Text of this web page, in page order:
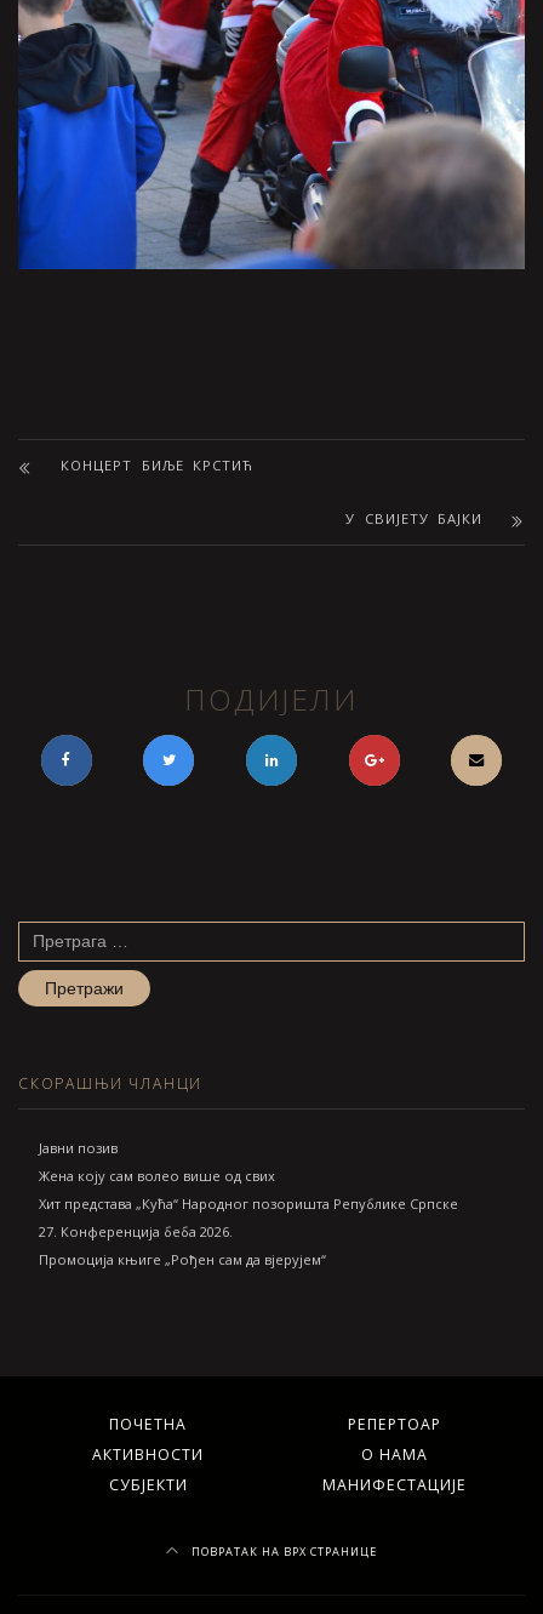
КОНЦЕРТ БИЉЕ КРСТИЋ
У СВИЈЕТУ БАЈКИ
ПОДИЈЕЛИ
Претрага
СКОРАШЊИ ЧЛАНЦИ
Jавни позив
Жена коју сам волео више од свих
Хит представа „Кућа“ Народног позоришта Републике Српске
27. Конференција беба 2026.
Промоција књиге „Рођен сам да вјерујем“
ПОЧЕТНА
РЕПЕРТОАР
АКТИВНОСТИ
О НАМА
СУБЈЕКТИ
МАНИФЕСТАЦИЈЕ
ПОВРАТАК НА ВРХ СТРАНИЦЕ